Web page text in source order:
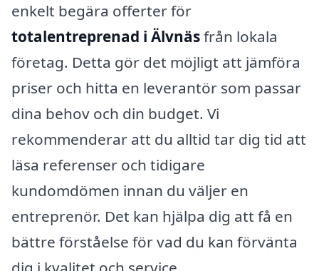
enkelt begära offerter för
totalentreprenad i Älvnäsfrån lokala
företag. Detta gör det möjligt att jämföra
priser och hitta en leverantör som passar
dina behov och din budget. Vi
rekommenderar att du alltid tar dig tid att
läsa referenser och tidigare
kundomdömen innan du väljer en
entreprenör. Det kan hjälpa dig att få en
bättre förståelse för vad du kan förvänta